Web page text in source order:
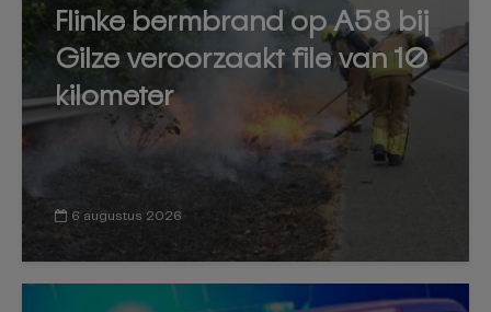
Flinke bermbrand op A58 bij
Gilze veroorzaakt file van 10
kilometer
6 augustus 2026